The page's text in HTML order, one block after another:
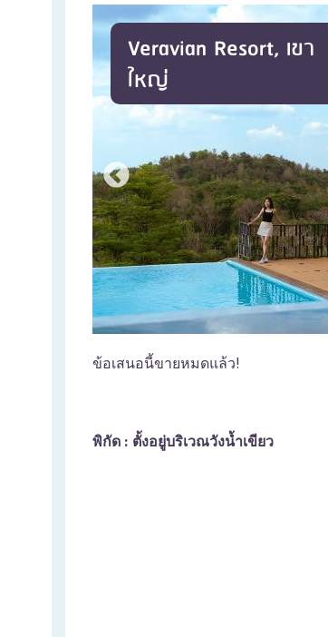
Veravian Resort, เขา
ใหญ่
ข้อเสนอนี้ขายหมดแล้ว!
พิกัด : ตั้งอยู่บริเวณวังน้ำเขียว